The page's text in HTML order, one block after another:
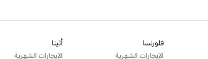
فلورنسا
الإيجارات الشهرية
أثينا
الإيجارات الشهرية